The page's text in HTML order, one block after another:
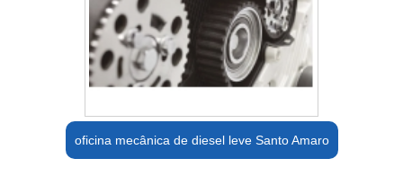
oficina mecânica de diesel leve Santo Amaro